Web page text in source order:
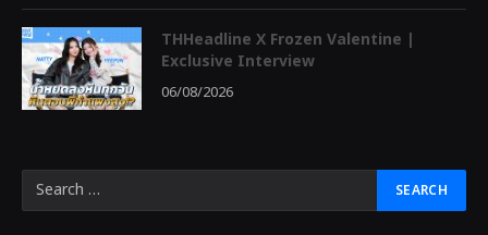
THHeadline X Frozen Valentine |
Exclusive Interview
06/08/2026